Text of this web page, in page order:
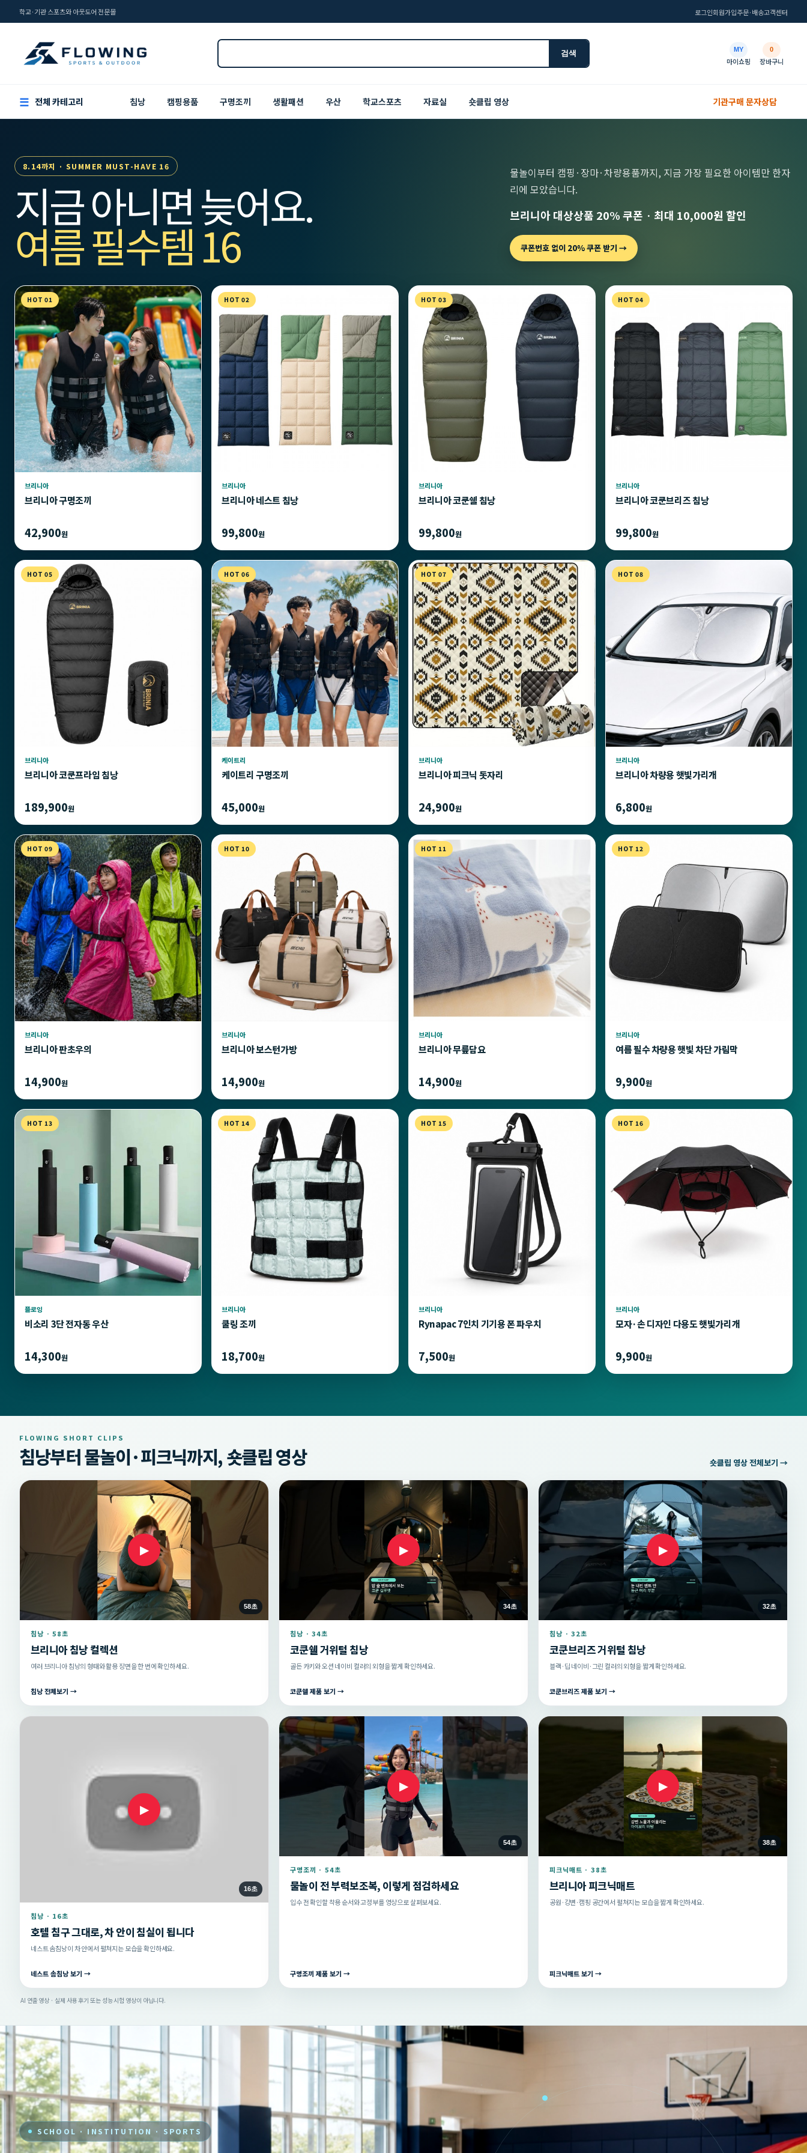
학교·기관 스포츠와 아웃도어 전문몰 로그인회원가입주문·배송고객센터
검색 MY
마이쇼핑
0
장바구니
☰ 전체 카테고리 침낭 캠핑용품 구명조끼 생활패션 우산 학교스포츠 자료실 숏클립 영상 기관구매 문자상담
8.14까지 · SUMMER MUST-HAVE 16
지금 아니면 늦어요.
여름 필수템 16
물놀이부터 캠핑·장마·차량용품까지, 지금 가장 필요한 아이템만 한자
리에 모았습니다.
브리니아 대상상품 20% 쿠폰 · 최대 10,000원 할인
쿠폰번호 없이 20% 쿠폰 받기 →
HOT 01
브리니아
브리니아 구명조끼
42,900원
HOT 02
브리니아
브리니아 네스트 침낭
99,800원
HOT 03
브리니아
브리니아 코쿤쉘 침낭
99,800원
HOT 04
브리니아
브리니아 코쿤브리즈 침낭
99,800원
HOT 05
브리니아
브리니아 코쿤프라임 침낭
189,900원
HOT 06
케이트리
케이트리 구명조끼
45,000원
HOT 07
브리니아
브리니아 피크닉 돗자리
24,900원
HOT 08
브리니아
브리니아 차량용 햇빛가리개
6,800원
HOT 09
브리니아
브리니아 판초우의
14,900원
HOT 10
브리니아
브리니아 보스턴가방
14,900원
HOT 11
브리니아
브리니아 무릎담요
14,900원
HOT 12
브리니아
여름 필수 차량용 햇빛 차단 가림막
9,900원
HOT 13
플로잉
비소리 3단 전자동 우산
14,300원
HOT 14
브리니아
쿨링 조끼
18,700원
HOT 15
브리니아
Rynapac 7인치 기기용 폰 파우치
7,500원
HOT 16
브리니아
모자·손 디자인 다용도 햇빛가리개
9,900원
FLOWING SHORT CLIPS
침낭부터 물놀이·피크닉까지, 숏클립 영상 숏클립 영상 전체보기 →
▶
58초
침낭 · 58초
브리니아 침낭 컬렉션
여러 브리니아 침낭의 형태와 활용 장면을 한 번에 확인하세요.
침낭 전체보기 →
▶
34초
침낭 · 34초
코쿤쉘 거위털 침낭
골든 카키와 오션 네이비 컬러의 외형을 짧게 확인하세요.
코쿤쉘 제품 보기 →
▶
32초
침낭 · 32초
코쿤브리즈 거위털 침낭
블랙·딥 네이비·그린 컬러의 외형을 짧게 확인하세요.
코쿤브리즈 제품 보기 →
▶
16초
침낭 · 16초
호텔 침구 그대로, 차 안이 침실이 됩니다
네스트 솜침낭이 차 안에서 펼쳐지는 모습을 확인하세요.
네스트 솜침낭 보기 →
▶
54초
구명조끼 · 54초
물놀이 전 부력보조복, 이렇게 점검하세요
입수 전 확인할 착용 순서와 고정부를 영상으로 살펴보세요.
구명조끼 제품 보기 →
▶
38초
피크닉매트 · 38초
브리니아 피크닉매트
공원·강변·캠핑 공간에서 펼쳐지는 모습을 짧게 확인하세요.
피크닉매트 보기 →
AI 연출 영상 · 실제 사용 후기 또는 성능 시험 영상이 아닙니다.
SCHOOL · INSTITUTION · SPORTS